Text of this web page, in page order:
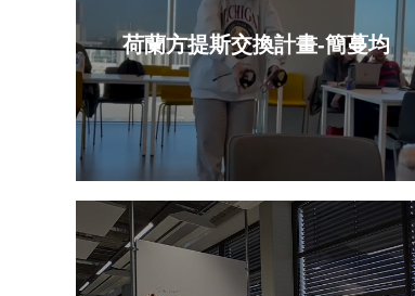
荷蘭方提斯交換計畫-簡蔓均